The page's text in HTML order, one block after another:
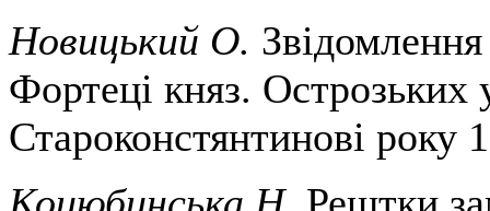
Новицький О.
Фортеці княз. Острозьких
Староконстянтинові року